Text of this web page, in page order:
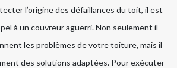
l’origine des défaillances du toit, il est
à un couvreur aguerri. Non seulement il
les problèmes de votre toiture, mais il
des solutions adaptées. Pour exécuter